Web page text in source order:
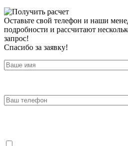
Оставьте свой телефон и наши
подробности и рассчитают
запрос!
Спасибо за заявку!